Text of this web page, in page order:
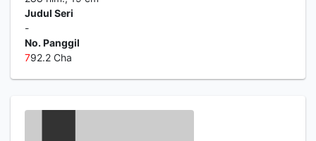
Judul Seri
-
No. Panggil
792.2 Cha